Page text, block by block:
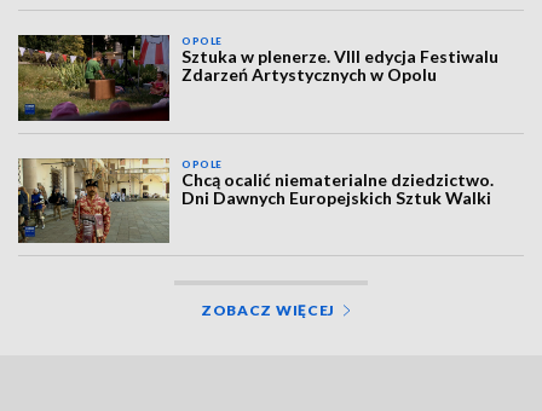
OPOLE
Sztuka w plenerze. VIII edycja Festiwalu
Zdarzeń Artystycznych w Opolu
OPOLE
Chcą ocalić niematerialne dziedzictwo.
Dni Dawnych Europejskich Sztuk Walki
ZOBACZ WIĘCEJ